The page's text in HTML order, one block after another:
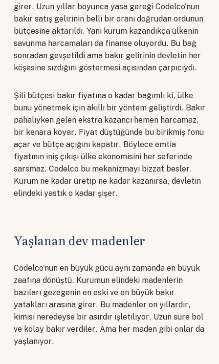
girer. Uzun yıllar boyunca yasa gereği Codelco'nun
bakır satış gelirinin belli bir oranı doğrudan ordunun
bütçesine aktarıldı. Yani kurum kazandıkça ülkenin
savunma harcamaları da finanse oluyordu. Bu bağ
sonradan gevşetildi ama bakır gelirinin devletin her
köşesine sızdığını göstermesi açısından çarpıcıydı.
Şili bütçesi bakır fiyatına o kadar bağımlı ki, ülke
bunu yönetmek için akıllı bir yöntem geliştirdi. Bakır
pahalıyken gelen ekstra kazancı hemen harcamaz,
bir kenara koyar. Fiyat düştüğünde bu birikmiş fonu
açar ve bütçe açığını kapatır. Böylece emtia
fiyatının iniş çıkışı ülke ekonomisini her seferinde
sarsmaz. Codelco bu mekanizmayı bizzat besler.
Kurum ne kadar üretip ne kadar kazanırsa, devletin
elindeki yastık o kadar şişer.
Yaşlanan dev madenler
Codelco'nun en büyük gücü aynı zamanda en büyük
zaafına dönüştü. Kurumun elindeki madenlerin
bazıları gezegenin en eski ve en büyük bakır
yatakları arasına girer. Bu madenler on yıllardır,
kimisi neredeyse bir asırdır işletiliyor. Uzun süre bol
ve kolay bakır verdiler. Ama her maden gibi onlar da
yaşlanıyor.